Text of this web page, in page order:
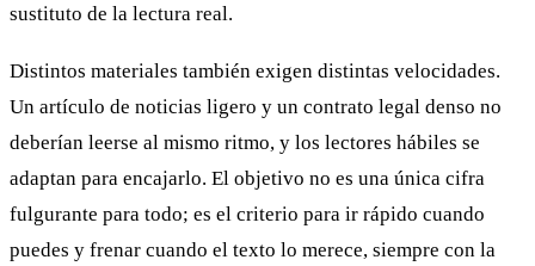
sustituto de la lectura real.
Distintos materiales también exigen distintas velocidades.
Un artículo de noticias ligero y un contrato legal denso no
deberían leerse al mismo ritmo, y los lectores hábiles se
adaptan para encajarlo. El objetivo no es una única cifra
fulgurante para todo; es el criterio para ir rápido cuando
puedes y frenar cuando el texto lo merece, siempre con la